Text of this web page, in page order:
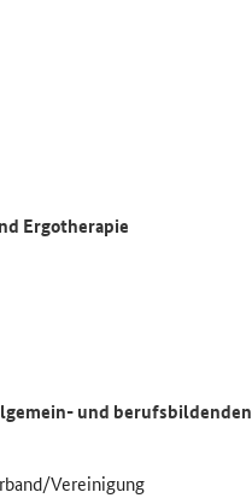
Ergotherapie
und berufsbildenden
Vereinigung